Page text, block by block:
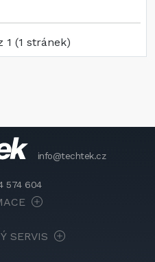
1 (1 stránek)
info@techtek.cz
574 604
SERVIS